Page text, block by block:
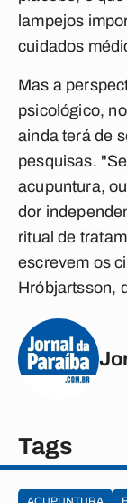
lampejos
cuidados
Mas a
psicológico,
ainda terá de
pesquisas.
acupuntura,
dor
ritual de
escrevem os
Hróbjartsson,
Tags